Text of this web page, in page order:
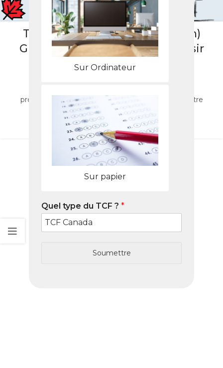
Sur Ordinateur
Sur papier
Quel type du TCF ? *
Soumettre
TCF Canada à Edéa (Cameroun)
Guide complet 2026 pour réussir
votre test
préparation, centres et packs Nabil pour réussir votre
test.
LIRE LA SUITE